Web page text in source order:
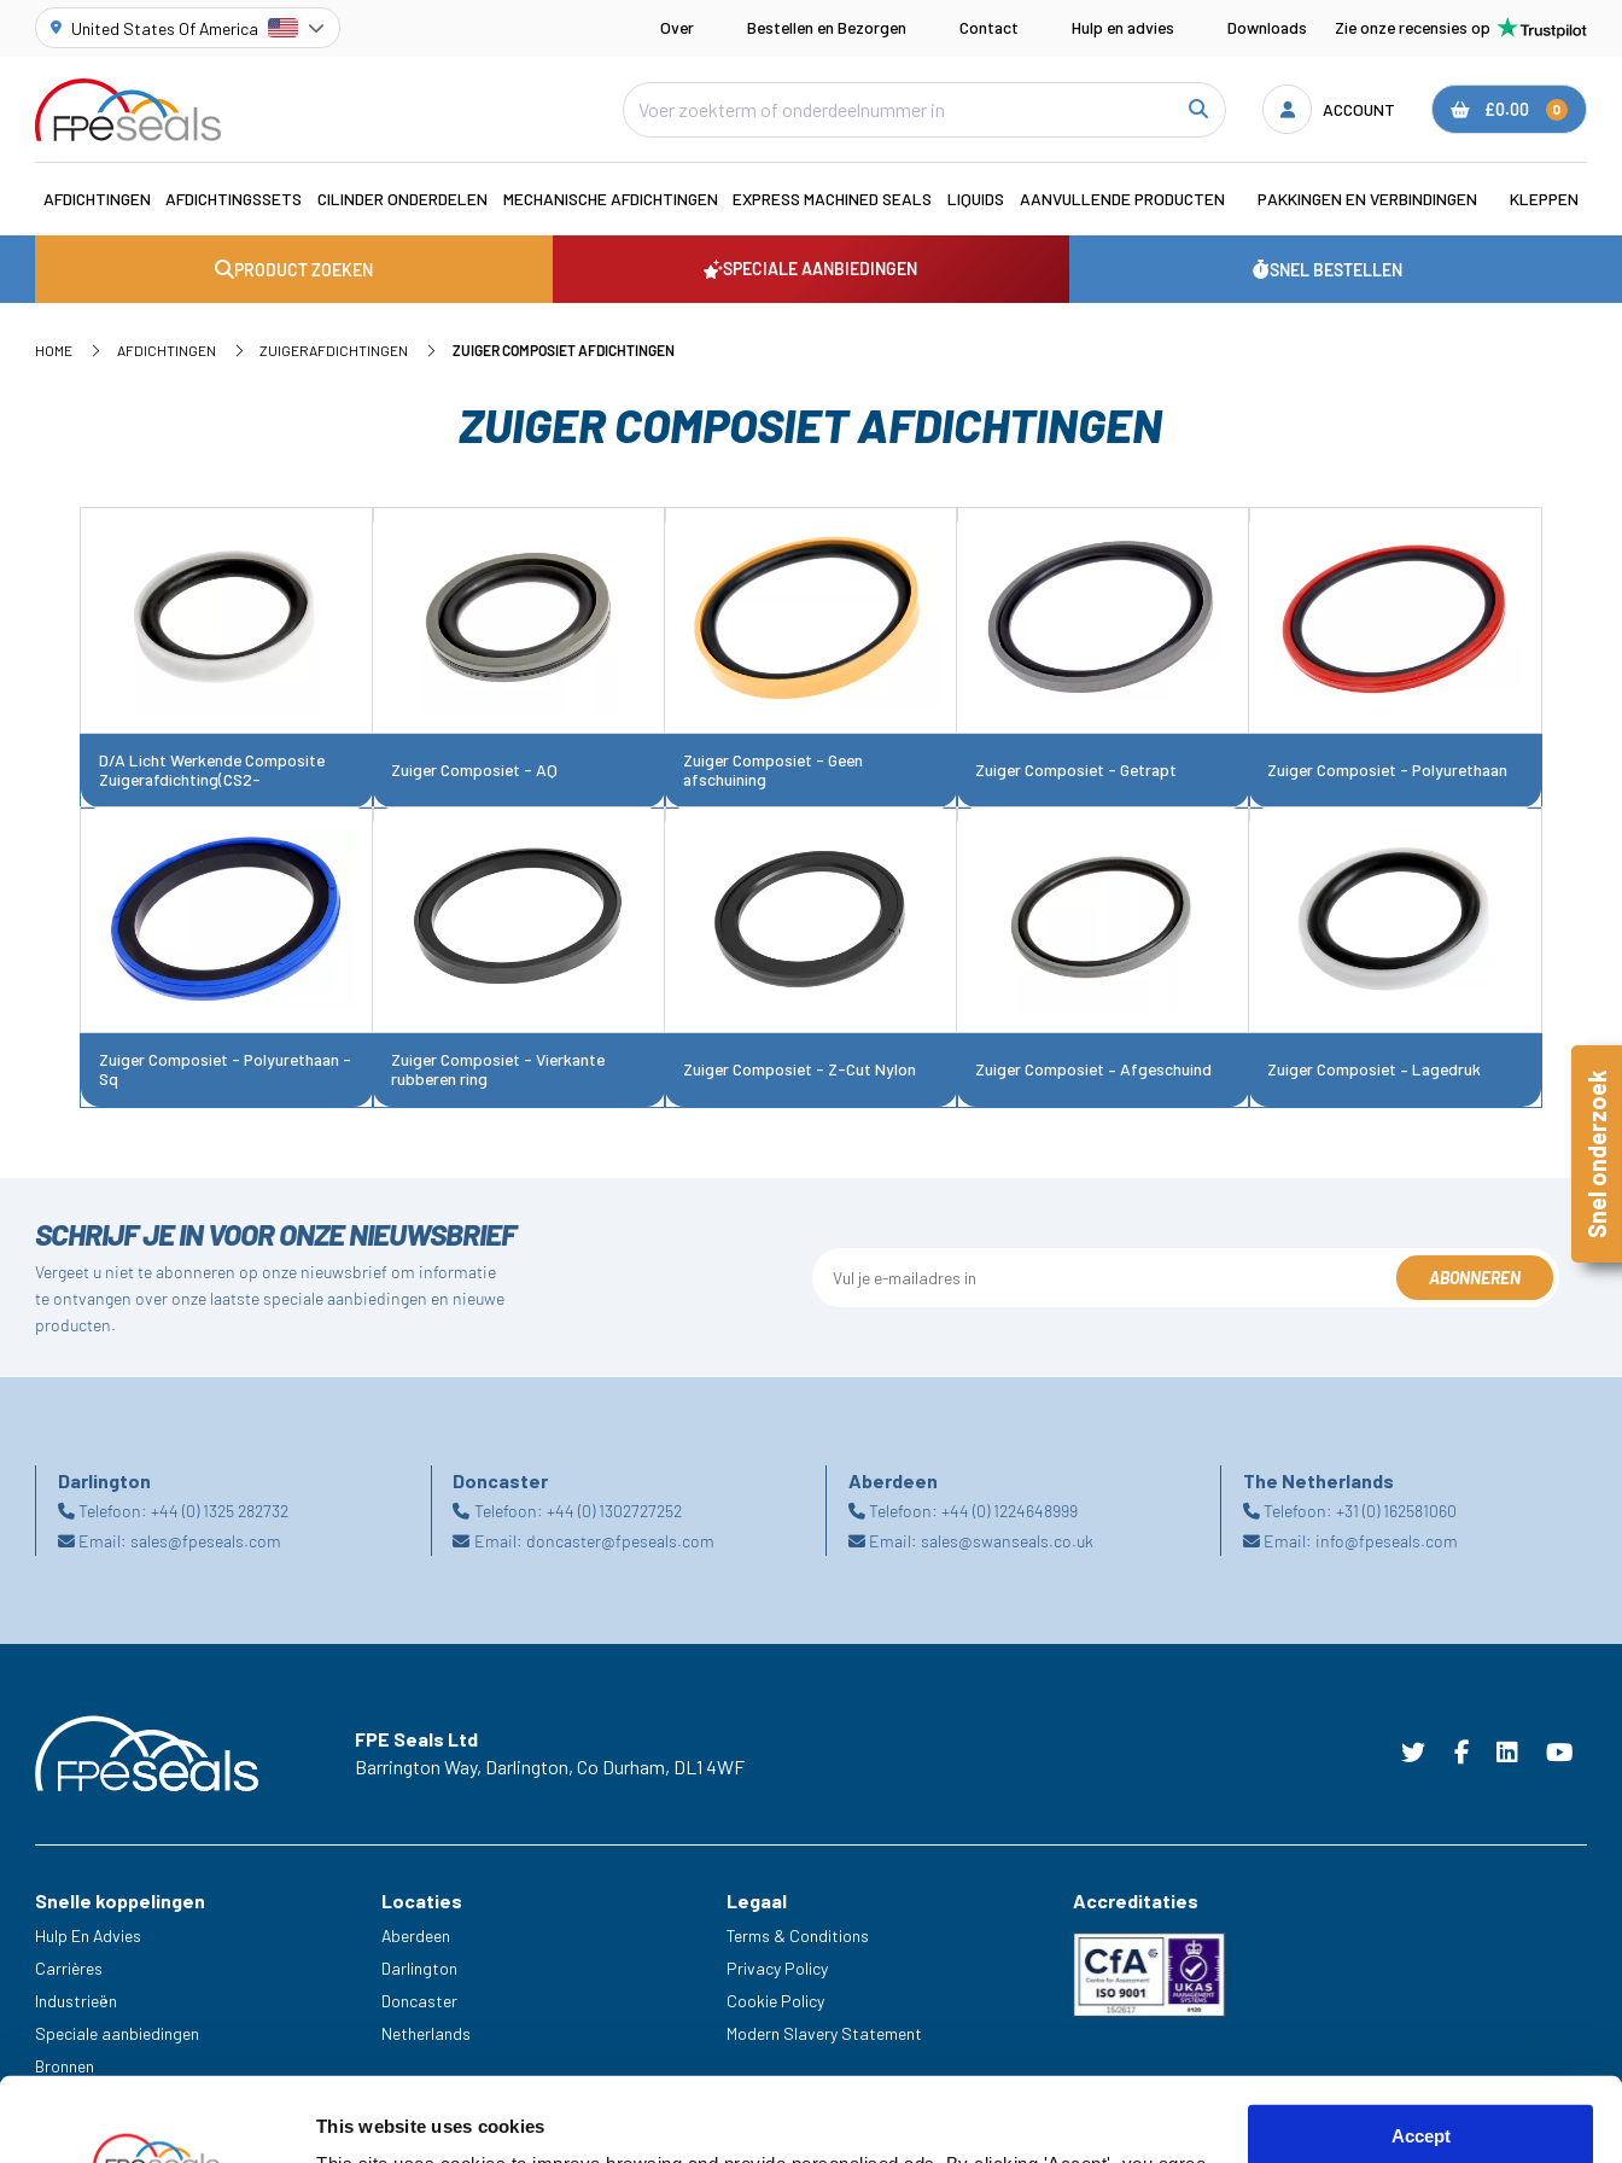
This website uses cookies
Accept
United States Of America Over Bestellen en Bezorgen Contact Hulp en advies Downloads Zie onze recensies op
ACCOUNT £0.00 0
AFDICHTINGEN AFDICHTINGSSETS CILINDER ONDERDELEN MECHANISCHE AFDICHTINGEN EXPRESS MACHINED SEALS LIQUIDS AANVULLENDE PRODUCTEN PAKKINGEN EN VERBINDINGEN KLEPPEN
PRODUCT ZOEKEN SPECIALE AANBIEDINGEN SNEL BESTELLEN
HOME AFDICHTINGEN ZUIGERAFDICHTINGEN ZUIGER COMPOSIET AFDICHTINGEN
ZUIGER COMPOSIET AFDICHTINGEN
D/A Licht Werkende Composite
Zuigerafdichting(CS2-
Zuiger Composiet - AQ
Zuiger Composiet - Geen
afschuining
Zuiger Composiet - Getrapt Zuiger Composiet - Polyurethaan
Zuiger Composiet - Polyurethaan -
Sq
Zuiger Composiet - Vierkante
rubberen ring
Zuiger Composiet - Z-Cut Nylon Zuiger Composiet – Afgeschuind Zuiger Composiet – Lagedruk
SCHRIJF JE IN VOOR ONZE NIEUWSBRIEF
Vergeet u niet te abonneren op onze nieuwsbrief om informatie
te ontvangen over onze laatste speciale aanbiedingen en nieuwe
producten.
ABONNEREN
Darlington
Telefoon:+44 (0) 1325 282732
Email: sales@fpeseals.com
Doncaster
Telefoon: +44 (0) 1302727252
Email: doncaster@fpeseals.com
Aberdeen
Telefoon: +44 (0) 1224648999
Email: sales@swanseals.co.uk
The Netherlands
Telefoon:+31 (0) 162581060
Email: info@fpeseals.com
FPE Seals Ltd
Barrington Way, Darlington, Co Durham, DL1 4WF
Snelle koppelingen
Hulp En Advies
Carrières
Industrieën
Speciale aanbiedingen
Bronnen
Locaties
Aberdeen
Darlington
Doncaster
Netherlands
Legaal
Terms & Conditions
Privacy Policy
Cookie Policy
Modern Slavery Statement
Accreditaties
Geaccepteerde betaalmethoden
Snel onderzoek